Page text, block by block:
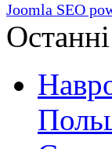
Joomla SEO